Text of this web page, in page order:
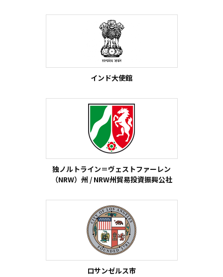
インド大使館
独ノルトライン＝ヴェストファーレン
（NRW）州 / NRW州貿易投資振興公社
ロサンゼルス市